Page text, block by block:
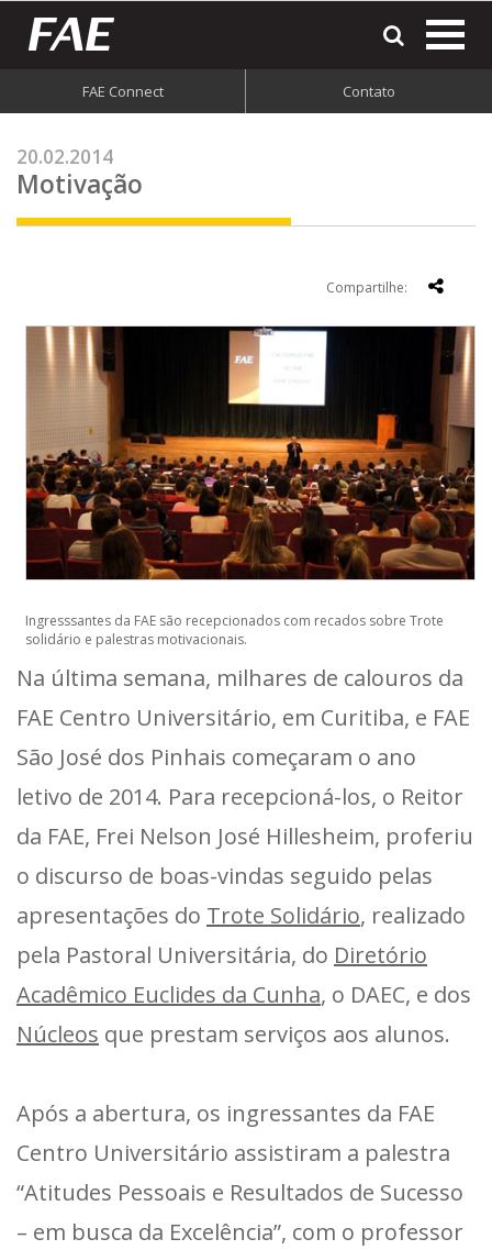
FAE Connect Contato
20.02.2014
Motivação
Compartilhe:
Ingresssantes da FAE são recepcionados com recados sobre Trote
solidário e palestras motivacionais.
Na última semana, milhares de calouros da
FAE Centro Universitário, em Curitiba, e FAE
São José dos Pinhais começaram o ano
letivo de 2014. Para recepcioná-los, o Reitor
da FAE, Frei Nelson José Hillesheim, proferiu
o discurso de boas-vindas seguido pelas
apresentações do Trote Solidário, realizado
pela Pastoral Universitária, do Diretório
Acadêmico Euclides da Cunha, o DAEC, e dos
Núcleos que prestam serviços aos alunos.
Após a abertura, os ingressantes da FAE
Centro Universitário assistiram a palestra
“Atitudes Pessoais e Resultados de Sucesso
– em busca da Excelência”, com o professor